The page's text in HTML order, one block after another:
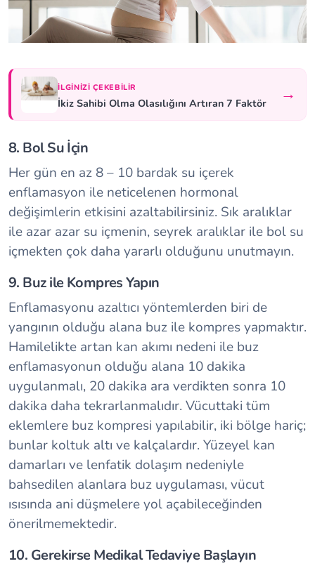
İLGINIZI ÇEKEBILIR
İkiz Sahibi Olma Olasılığını Artıran 7 Faktör →
8. Bol Su İçin
Her gün en az 8 – 10 bardak su içerek
enflamasyon ile neticelenen hormonal
değişimlerin etkisini azaltabilirsiniz. Sık aralıklar
ile azar azar su içmenin, seyrek aralıklar ile bol su
içmekten çok daha yararlı olduğunu unutmayın.
9. Buz ile Kompres Yapın
Enflamasyonu azaltıcı yöntemlerden biri de
yangının olduğu alana buz ile kompres yapmaktır.
Hamilelikte artan kan akımı nedeni ile buz
enflamasyonun olduğu alana 10 dakika
uygulanmalı, 20 dakika ara verdikten sonra 10
dakika daha tekrarlanmalıdır. Vücuttaki tüm
eklemlere buz kompresi yapılabilir, iki bölge hariç;
bunlar koltuk altı ve kalçalardır. Yüzeyel kan
damarları ve lenfatik dolaşım nedeniyle
bahsedilen alanlara buz uygulaması, vücut
ısısında ani düşmelere yol açabileceğinden
önerilmemektedir.
10. Gerekirse Medikal Tedaviye Başlayın